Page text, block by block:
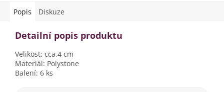
Popis Diskuze
Detailní popis produktu
Velikost: cca.4 cm
Materiál: Polystone
Balení: 6 ks